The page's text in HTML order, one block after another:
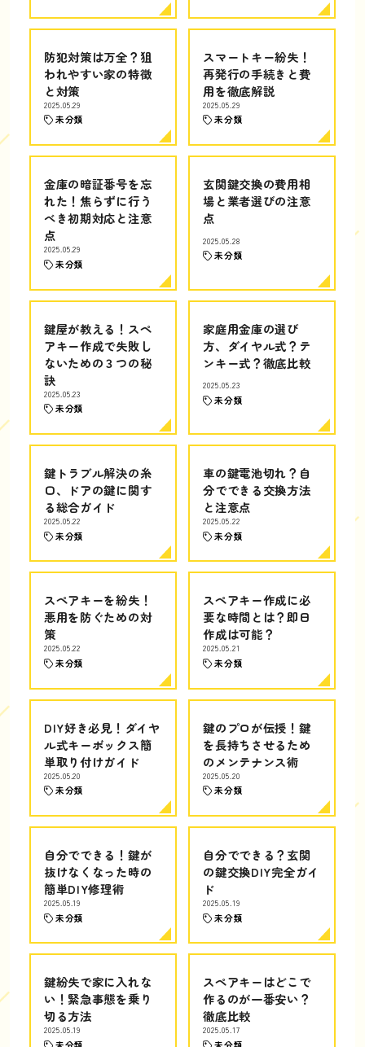
防犯対策は万全？狙
われやすい家の特徴
と対策
2025.05.29
未分類
スマートキー紛失！
再発行の手続きと費
用を徹底解説
2025.05.29
未分類
金庫の暗証番号を忘
れた！焦らずに行う
べき初期対応と注意
点
2025.05.29
未分類
玄関鍵交換の費用相
場と業者選びの注意
点
2025.05.28
未分類
鍵屋が教える！スペ
アキー作成で失敗し
ないための３つの秘
訣
2025.05.23
未分類
家庭用金庫の選び
方、ダイヤル式？テ
ンキー式？徹底比較
2025.05.23
未分類
鍵トラブル解決の糸
口、ドアの鍵に関す
る総合ガイド
2025.05.22
未分類
車の鍵電池切れ？自
分でできる交換方法
と注意点
2025.05.22
未分類
スペアキーを紛失！
悪用を防ぐための対
策
2025.05.22
未分類
スペアキー作成に必
要な時間とは？即日
作成は可能？
2025.05.21
未分類
DIY好き必見！ダイヤ
ル式キーボックス簡
単取り付けガイド
2025.05.20
未分類
鍵のプロが伝授！鍵
を長持ちさせるため
のメンテナンス術
2025.05.20
未分類
自分でできる！鍵が
抜けなくなった時の
簡単DIY修理術
2025.05.19
未分類
自分でできる？玄関
の鍵交換DIY完全ガイ
ド
2025.05.19
未分類
鍵紛失で家に入れな
い！緊急事態を乗り
切る方法
2025.05.19
スペアキーはどこで
作るのが一番安い？
徹底比較
2025.05.17